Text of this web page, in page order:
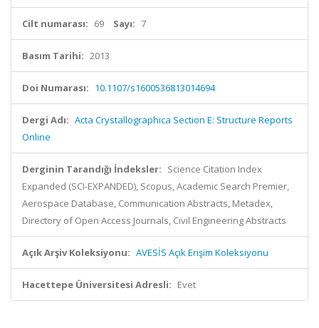
Cilt numarası: 69 Sayı: 7
Basım Tarihi: 2013
Doi Numarası: 10.1107/s1600536813014694
Dergi Adı: Acta Crystallographica Section E: Structure Reports
Online
Derginin Tarandığı İndeksler: Science Citation Index
Expanded (SCI-EXPANDED), Scopus, Academic Search Premier,
Aerospace Database, Communication Abstracts, Metadex,
Directory of Open Access Journals, Civil Engineering Abstracts
Açık Arşiv Koleksiyonu: AVESİS Açık Erişim Koleksiyonu
Hacettepe Üniversitesi Adresli: Evet